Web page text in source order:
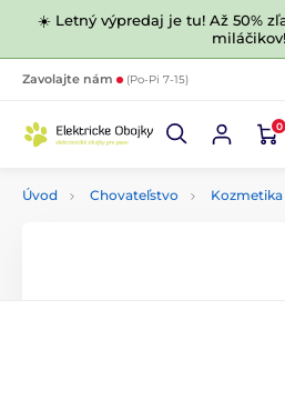
☀️ Letný výpredaj je tu! Až 50%
miláčikov!
Zavolajte nám (Po-Pi 7-15)
0
Úvod Chovateľstvo Kozmetika